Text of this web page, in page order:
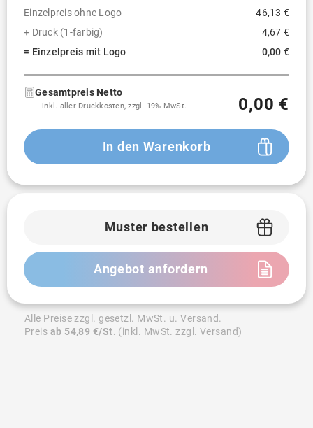
Einzelpreis ohne Logo
46,13 €
+ Druck (1-farbig)
4,67 €
= Einzelpreis mit Logo
0,00 €
Gesamtpreis Netto
inkl. aller Druckkosten, zzgl. 19% MwSt. 0,00 €
In den Warenkorb
Muster bestellen
Angebot anfordern
Alle Preise zzgl. gesetzl. MwSt. u. Versand.
Preis ab 54,89 €/St. (inkl. MwSt. zzgl. Versand)